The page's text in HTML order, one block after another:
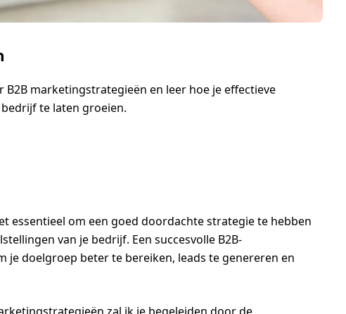
marketingstrategieën en leer hoe je effectieve
te laten groeien.
essentieel om een goed doordachte strategie te hebben
van je bedrijf. Een succesvolle B2B-
je doelgroep beter te bereiken, leads te genereren en